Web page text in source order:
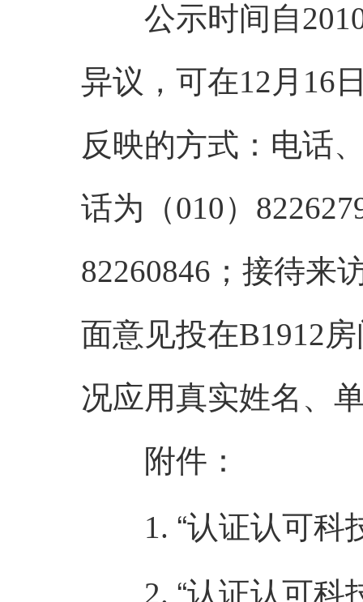
公示时间自2010
异议，可在12月16
反映的方式：电话
话为（010）
82260846；接待来
面意见投在B1912
况应用真实姓名、
附件：
1. “认证认可科
2. “认证认可科